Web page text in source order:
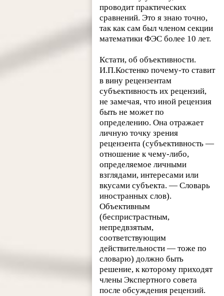
проводит практических
сравнений. Это я знаю точно,
так как сам был членом секции
математики ФЭС более 10 лет.
Кстати, об объективности.
И.П.Костенко почему-то ставит
в вину рецензентам
субъективность их рецензий,
не замечая, что иной рецензия
быть не может по
определению. Она отражает
личную точку зрения
рецензента (субъективность —
отношение к чему-либо,
определяемое личными
взглядами, интересами или
вкусами субъекта. — Словарь
иностранных слов).
Объективным
(беспристрастным,
непредвзятым,
соответствующим
действительности — тоже по
словарю) должно быть
решение, к которому приходят
члены Экспертного совета
после обсуждения рецензий.